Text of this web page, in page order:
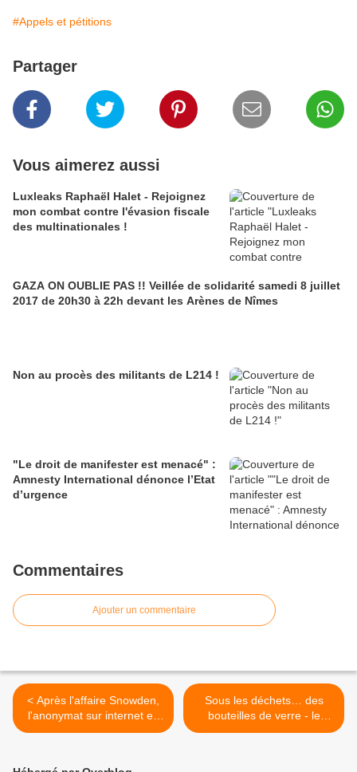
#Appels et pétitions
Partager
Vous aimerez aussi
Luxleaks Raphaël Halet - Rejoignez
mon combat contre l'évasion fiscale
des multinationales !
GAZA ON OUBLIE PAS !! Veillée de solidarité samedi 8 juillet
2017 de 20h30 à 22h devant les Arènes de Nîmes
Non au procès des militants de L214 !
"Le droit de manifester est menacé" :
Amnesty International dénonce l’Etat
d’urgence
Commentaires
Ajouter un commentaire
< Après l'affaire Snowden,
l'anonymat sur internet en
question
Sous les déchets… des
bouteilles de verre - le
gâchis et l’absurdité de la